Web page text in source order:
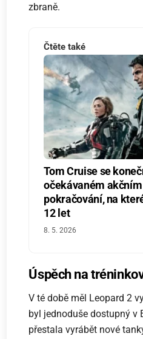
zbraně.
Čtěte také
Tom Cruise se
očekávaném
pokračování, na
12 let
8. 5. 2026
Úspěch na
V té době měl Leopard 2
byl jednoduše dostupný v
přestala vyrábět nové